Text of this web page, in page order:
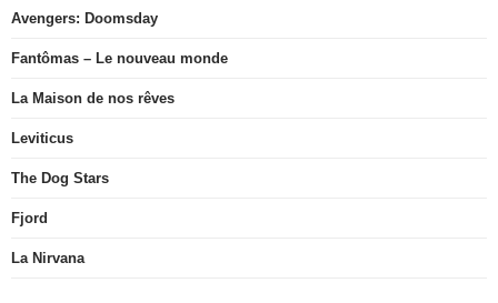
Avengers: Doomsday
Fantômas – Le nouveau monde
La Maison de nos rêves
Leviticus
The Dog Stars
Fjord
La Nirvana